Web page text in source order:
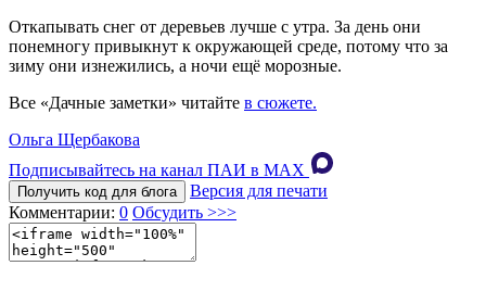
Откапывать снег от деревьев лучше с утра. За день они
понемногу привыкнут к окружающей среде, потому что за
зиму они изнежились, а ночи ещё морозные.
Все «Дачные заметки» читайте в сюжете.
Ольга Щербакова
Подписывайтесь на канал ПАИ в MAХ
Получить код для блога
Версия для печати
Комментарии: 0 Обсудить >>>